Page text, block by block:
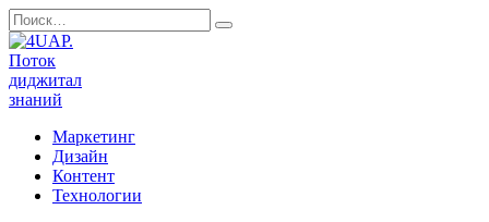
Перейти
к
содержанию
Search
for:
Маркетинг
Дизайн
Контент
Технологии